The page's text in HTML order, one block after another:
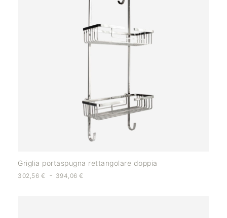
Griglia portaspugna rettangolare doppia
302,56 € - 394,06€